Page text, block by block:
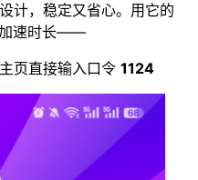
计，稳定又省心。用它的
加速时长——
页直接输入口令1124